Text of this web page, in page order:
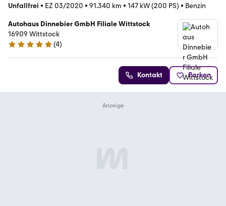
Unfallfrei • EZ 03/2020 • 91.340 km • 147 kW (200 PS) • Benzin
Autohaus Dinnebier GmbH Filiale Wittstock
16909 Wittstock
5 Sterne
(4)
Kontakt Parken